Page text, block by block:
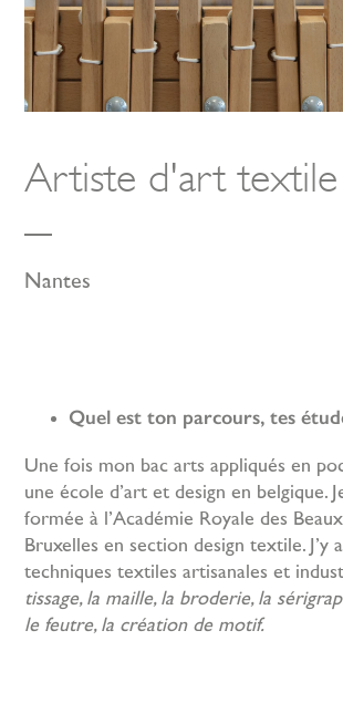
Artiste d'art textile
Nantes
Quel est ton parcours, tes
Une fois mon bac arts appliqués en
une école d’art et design en belgique.
formée à l’Académie Royale des
Bruxelles en section design textile. J’y
techniques textiles artisanales et
tissage, la maille, la broderie, la
le feutre, la création de motif.